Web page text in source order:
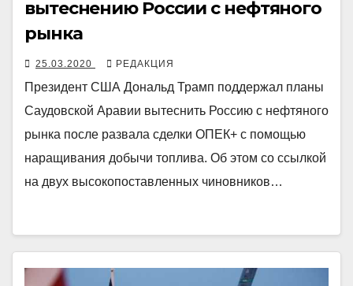
вытеснению России с нефтяного
рынка
25.03.2020 РЕДАКЦИЯ
Президент США Дональд Трамп поддержал планы
Саудовской Аравии вытеснить Россию с нефтяного
рынка после развала сделки ОПЕК+ с помощью
наращивания добычи топлива. Об этом со ссылкой
на двух высокопоставленных чиновников…